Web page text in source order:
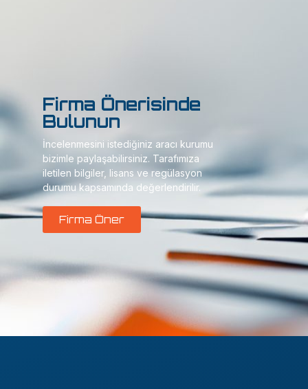
Firma Önerisinde
Bulunun
İncelenmesini istediğiniz aracı kurumu
bizimle paylaşabilirsiniz. Tarafımıza
iletilen bilgiler, lisans ve regülasyon
durumu kapsamında değerlendirilir.
Firma Öner